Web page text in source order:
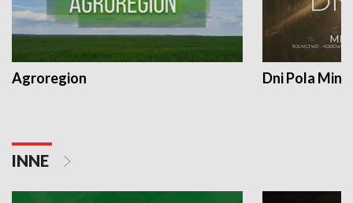
Agroregion Dni Pola
INNE